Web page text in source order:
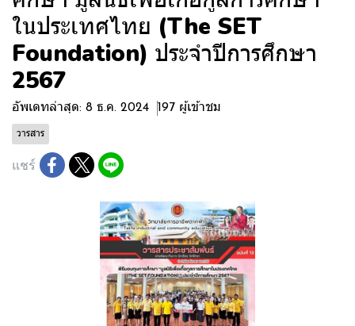
ในประเทศไทย (The SET
Foundation) ประจำปีการศึกษา
2567
อัพเดทล่าสุด: 8 ธ.ค. 2024 197 ผู้เข้าชม
วารสาร
แชร์